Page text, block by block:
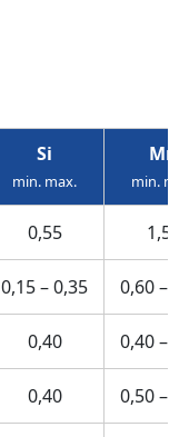
Si
min. max.
Mn
min.
0,55
0,15 – 0,35 0,60 –
0,40 0,40 –
0,40 0,50 –